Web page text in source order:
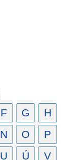
F G
H
N O
P
U Ú V